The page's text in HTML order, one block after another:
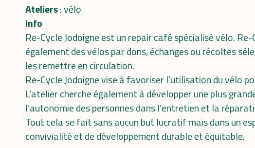
Ateliers: vélo
Info
Re-Cycle Jodoigne est un repair café spécialisé vélo.
également des vélos par dons, échanges ou récoltes
les remettre en circulation.
Re-Cycle Jodoigne vise à favoriser l’utilisation du vélo
L’atelier cherche également à développer une plus
l’autonomie des personnes dans l’entretien et la
Tout cela se fait sans aucun but lucratif mais dans un
convivialité et de développement durable et équitable.